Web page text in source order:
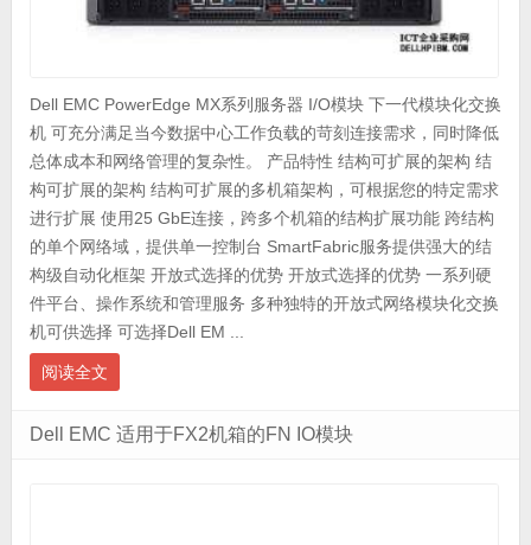
Dell EMC PowerEdge MX系列服务器 I/O模块 下一代模块化交换
机 可充分满足当今数据中心工作负载的苛刻连接需求，同时降低
总体成本和网络管理的复杂性。 产品特性 结构可扩展的架构 结
构可扩展的架构 结构可扩展的多机箱架构，可根据您的特定需求
进行扩展 使用25 GbE连接，跨多个机箱的结构扩展功能 跨结构
的单个网络域，提供单一控制台 SmartFabric服务提供强大的结
构级自动化框架 开放式选择的优势 开放式选择的优势 一系列硬
件平台、操作系统和管理服务 多种独特的开放式网络模块化交换
机可供选择 可选择Dell EM ...
阅读全文
Dell EMC 适用于FX2机箱的FN IO模块